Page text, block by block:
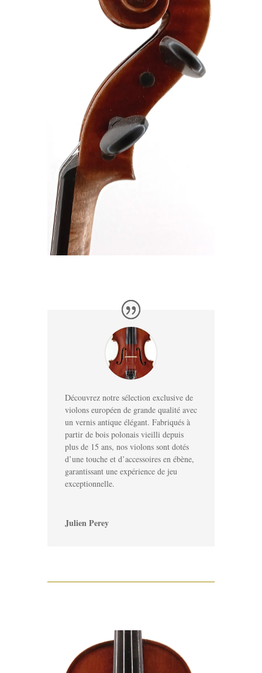
Découvrez notre sélection exclusive de
violons européen de grande qualité avec
un vernis antique élégant. Fabriqués à
partir de bois polonais vieilli depuis
plus de 15 ans, nos violons sont dotés
d’une touche et d’accessoires en ébène,
garantissant une expérience de jeu
exceptionnelle.
Julien Perey